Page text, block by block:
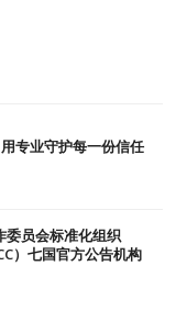
专业守护每一份信任
委员会标准化组织
）七国官方公告机构